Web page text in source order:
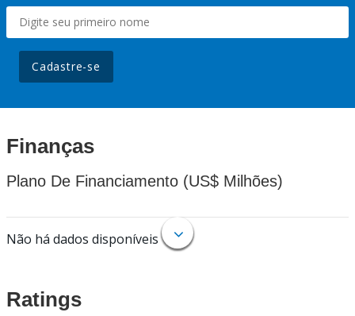
Cadastre-se
Finanças
Plano De Financiamento (US$ Milhões)
Não há dados disponíveis
Ratings